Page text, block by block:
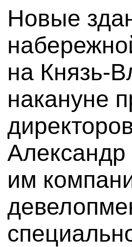
Новые
на Князь-
накануне
Александр
им